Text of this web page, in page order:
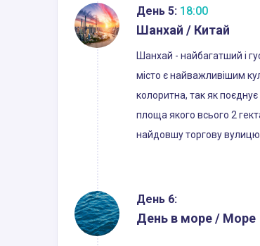
День 5: 18:00
Шанхай / Китай
Шанхай - найбагатший і
місто є найважливішим
колоритна, так як
площа якого всього 2
найдовшу торгову вулицю
День 6:
День в море / Море